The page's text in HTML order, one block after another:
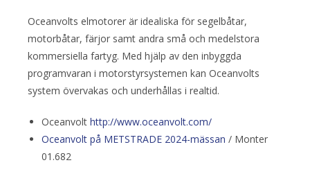
Oceanvolts elmotorer är idealiska för segelbåtar,
motorbåtar, färjor samt andra små och medelstora
kommersiella fartyg. Med hjälp av den inbyggda
programvaran i motorstyrsystemen kan Oceanvolts
system övervakas och underhållas i realtid.
Oceanvolt http://www.oceanvolt.com/
Oceanvolt på METSTRADE 2024-mässan / Monter
01.682